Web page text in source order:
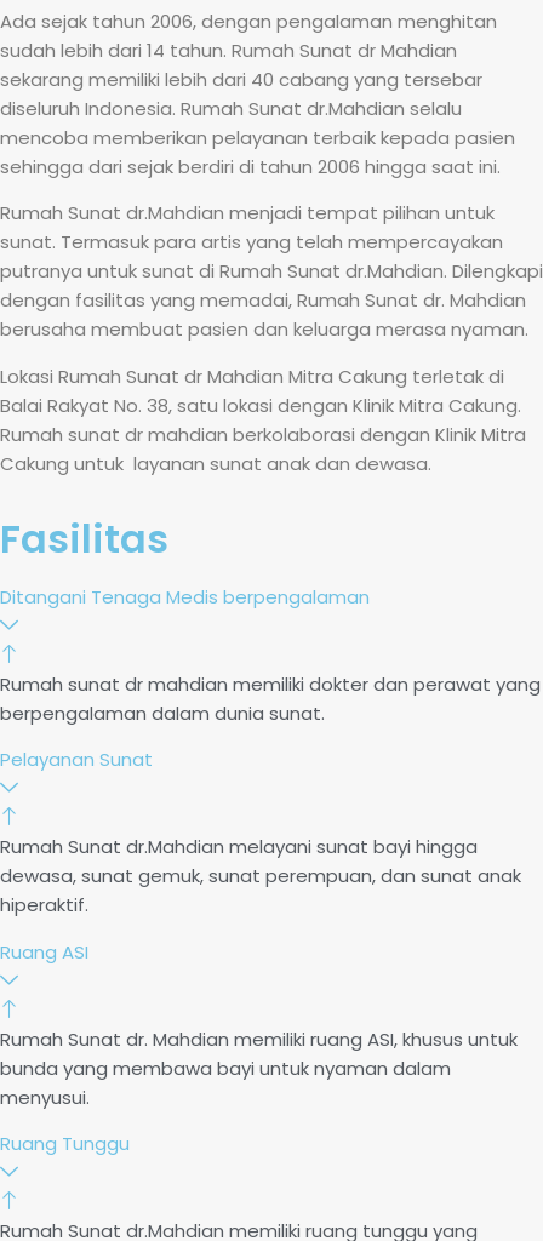
Ada sejak tahun 2006, dengan pengalaman menghitan
sudah lebih dari 14 tahun. Rumah Sunat dr Mahdian
sekarang memiliki lebih dari 40 cabang yang tersebar
diseluruh Indonesia. Rumah Sunat dr.Mahdian selalu
mencoba memberikan pelayanan terbaik kepada pasien
sehingga dari sejak berdiri di tahun 2006 hingga saat ini.
Rumah Sunat dr.Mahdian menjadi tempat pilihan untuk
sunat. Termasuk para artis yang telah mempercayakan
putranya untuk sunat di Rumah Sunat dr.Mahdian. Dilengkapi
dengan fasilitas yang memadai, Rumah Sunat dr. Mahdian
berusaha membuat pasien dan keluarga merasa nyaman.
Lokasi Rumah Sunat dr Mahdian Mitra Cakung terletak di
Balai Rakyat No. 38, satu lokasi dengan Klinik Mitra Cakung.
Rumah sunat dr mahdian berkolaborasi dengan Klinik Mitra
Cakung untuk layanan sunat anak dan dewasa.
Fasilitas
Ditangani Tenaga Medis berpengalaman
Rumah sunat dr mahdian memiliki dokter dan perawat yang
berpengalaman dalam dunia sunat.
Pelayanan Sunat
Rumah Sunat dr.Mahdian melayani sunat bayi hingga
dewasa, sunat gemuk, sunat perempuan, dan sunat anak
hiperaktif.
Ruang ASI
Rumah Sunat dr. Mahdian memiliki ruang ASI, khusus untuk
bunda yang membawa bayi untuk nyaman dalam
menyusui.
Ruang Tunggu
Rumah Sunat dr.Mahdian memiliki ruang tunggu yang